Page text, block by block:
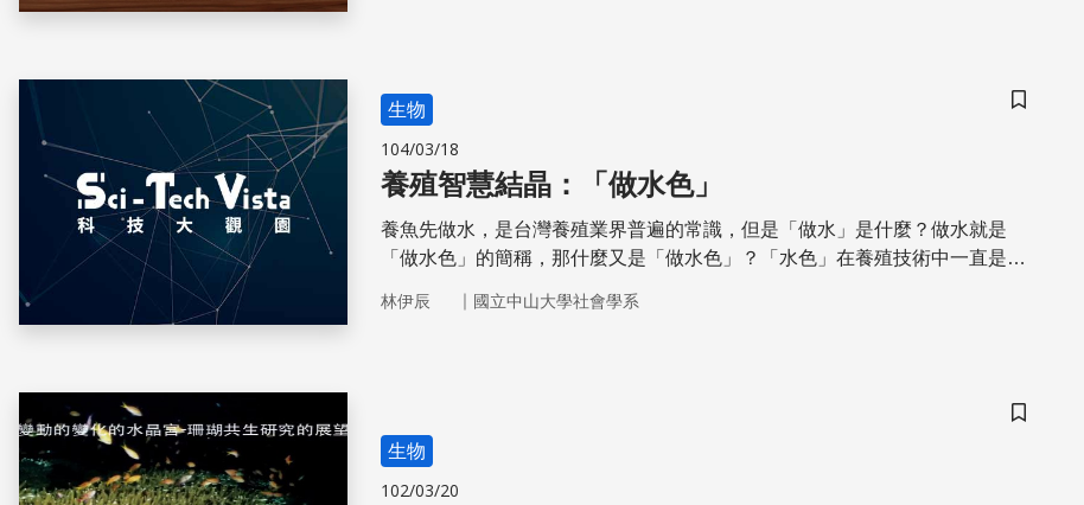
儲存書籤
生物
104/03/18
養殖智慧結晶：「做水色」
養魚先做水，是台灣養殖業界普遍的常識，但是「做水」是什麼？做水就是
「做水色」的簡稱，那什麼又是「做水色」？「水色」在養殖技術中一直是最
色和濁渡的總和。過去多以肉眼來觀察，有越來越多的漁友改以試劑來進行水
林伊辰 ｜ 國立中山大學社會學系
儲存書籤
生物
102/03/20